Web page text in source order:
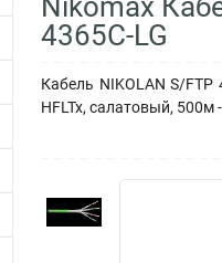
Nikomax
4365C-LG
Кабель NIKOLAN S/
HFLTx, салатовый, 500м